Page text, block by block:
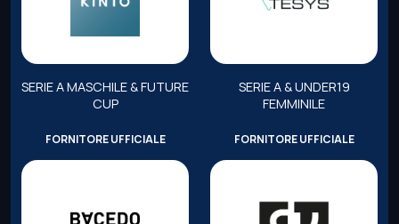
SERIE A MASCHILE & FUTURE
CUP
SERIE A & UNDER19
FEMMINILE
FORNITORE UFFICIALE FORNITORE UFFICIALE